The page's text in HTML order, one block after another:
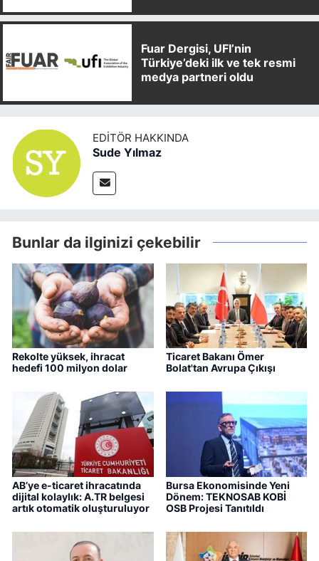
Fuar Dergisi, UFI’nin
Türkiye’deki ilk ve tek resmi
medya partneri oldu
EDITÖR HAKKINDA
Sude Yılmaz
Bunlar da ilginizi çekebilir
Rekolte yüksek, ihracat
hedefi 100 milyon dolar
Ticaret Bakanı Ömer
Bolat'tan Avrupa Çıkışı
AB’ye e-ticaret ihracatında
dijital kolaylık: A.TR belgesi
artık otomatik oluşturuluyor
Bursa Ekonomisinde Yeni
Dönem: TEKNOSAB KOBİ
OSB Projesi Tanıtıldı